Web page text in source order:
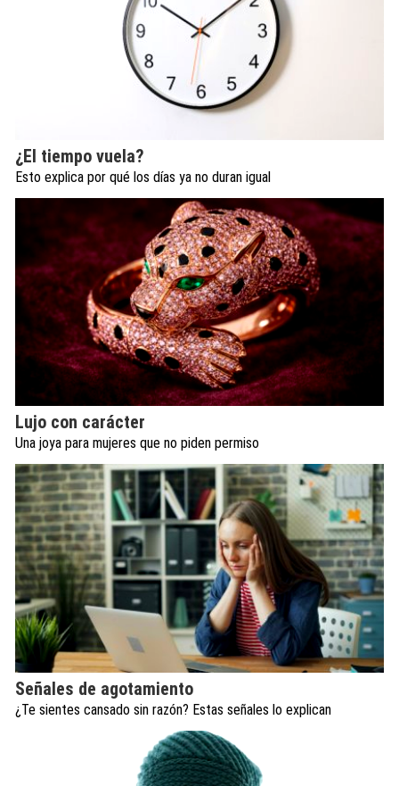
¿El tiempo vuela?
Esto explica por qué los días ya no duran igual
Lujo con carácter
Una joya para mujeres que no piden permiso
Señales de agotamiento
¿Te sientes cansado sin razón? Estas señales lo explican